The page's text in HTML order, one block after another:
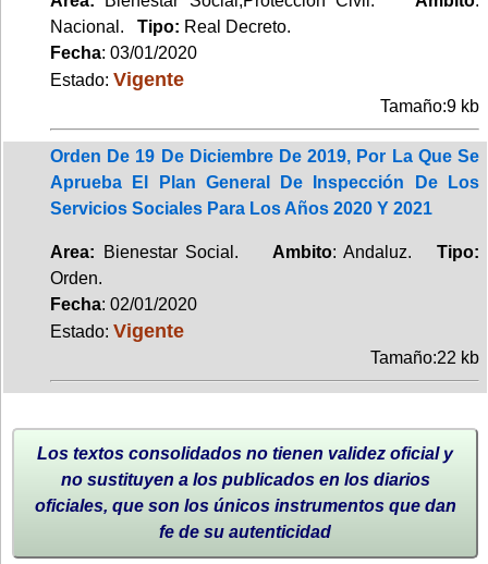
Nacional. Tipo: Real Decreto.
Fecha: 03/01/2020
Estado: Vigente
Tamaño:9 kb
Orden De 19 De Diciembre De 2019, Por La Que Se
Aprueba El Plan General De Inspección De Los
Servicios Sociales Para Los Años 2020 Y 2021
Area: Bienestar Social. Ambito: Andaluz.Tipo:
Orden.
Fecha: 02/01/2020
Estado: Vigente
Tamaño:22 kb
Los textos consolidados no tienen validez oficial y
no sustituyen a los publicados en los diarios
oficiales, que son los únicos instrumentos que dan
fe de su autenticidad